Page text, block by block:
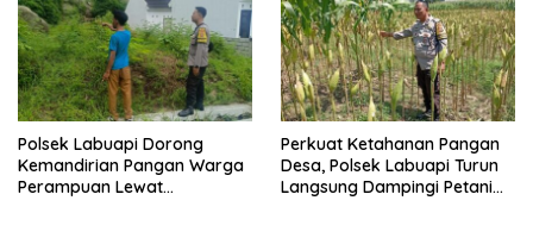
Polsek Labuapi Dorong
Kemandirian Pangan Warga
Perampuan Lewat
Perkuat Ketahanan Pangan
Desa, Polsek Labuapi Turun
Langsung Dampingi Petani